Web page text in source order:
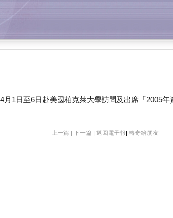
1日至6日赴美國柏克萊大學訪問及出席「2005年
上一篇 | 下一篇 | 返回電子報 轉寄給朋友